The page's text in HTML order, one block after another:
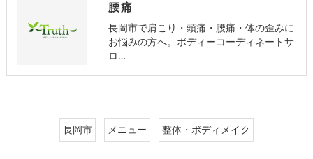
腰痛
長岡市で肩こり・頭痛・腰痛・体の歪みに
お悩みの方へ。ボディーコーディネートサ
ロ…
長岡市 メニュー 整体・ボディメイク